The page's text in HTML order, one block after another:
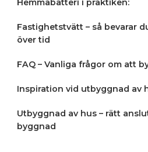
Hemmabatteri i praktiken:
Fastighetstvätt – så bevarar
över tid
FAQ – Vanliga frågor om att
Inspiration vid utbyggnad av
Utbyggnad av hus – rätt
byggnad